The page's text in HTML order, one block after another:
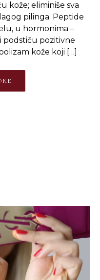
kože; eliminiše sva
pilinga. Peptide
u hormonima –
podstiču pozitivne
kože koji […]